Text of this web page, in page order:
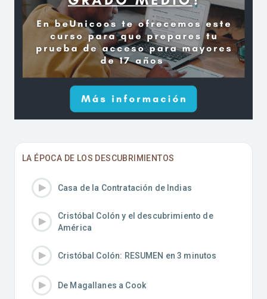
LA ÉPOCA DE LOS DESCUBRIMIENTOS
Casa de la Contratación de Indias
Cristóbal Colón y el descubrimiento de
América
Cristóbal Colón: RESUMEN en 3 minutos
De Magallanes a Cook